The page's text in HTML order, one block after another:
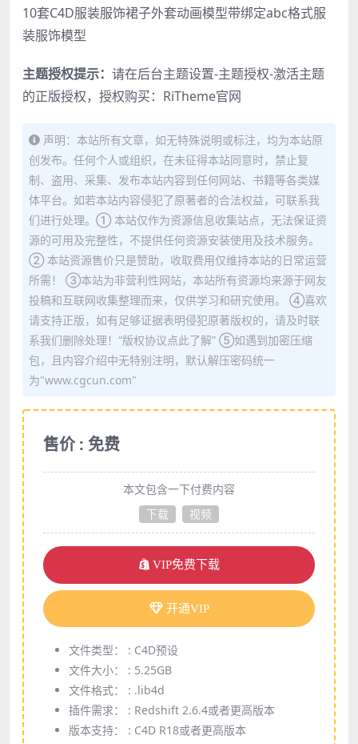
10套C4D服装服饰裙子外套动画模型带绑定abc格式服
装服饰模型
主题授权提示： 请在后台主题设置-主题授权-激活主题
的正版授权，授权购买： RiTheme官网
声明：本站所有文章，如无特殊说明或标注，均为本站原
创发布。任何个人或组织，在未征得本站同意时，禁止复
制、盗用、采集、发布本站内容到任何网站、书籍等各类媒
体平台。如若本站内容侵犯了原著者的合法权益，可联系我
们进行处理。① 本站仅作为资源信息收集站点，无法保证资
源的可用及完整性，不提供任何资源安装使用及技术服务。
② 本站资源售价只是赞助，收取费用仅维持本站的日常运营
所需！ ③本站为非营利性网站，本站所有资源均来源于网友
投稿和互联网收集整理而来，仅供学习和研究使用。 ④喜欢
请支持正版，如有足够证据表明侵犯原著版权的，请及时联
系我们删除处理！“版权协议点此了解” ⑤如遇到加密压缩
包，且内容介绍中无特别注明，默认解压密码统一
为"www.cgcun.com"
售价 : 免费
本文包含一下付费内容
下载
视频
VIP免费下载
开通VIP
文件类型： : C4D预设
文件大小： : 5.25GB
文件格式： : .lib4d
插件需求： : Redshift 2.6.4或者更高版本
版本支持： : C4D R18或者更高版本